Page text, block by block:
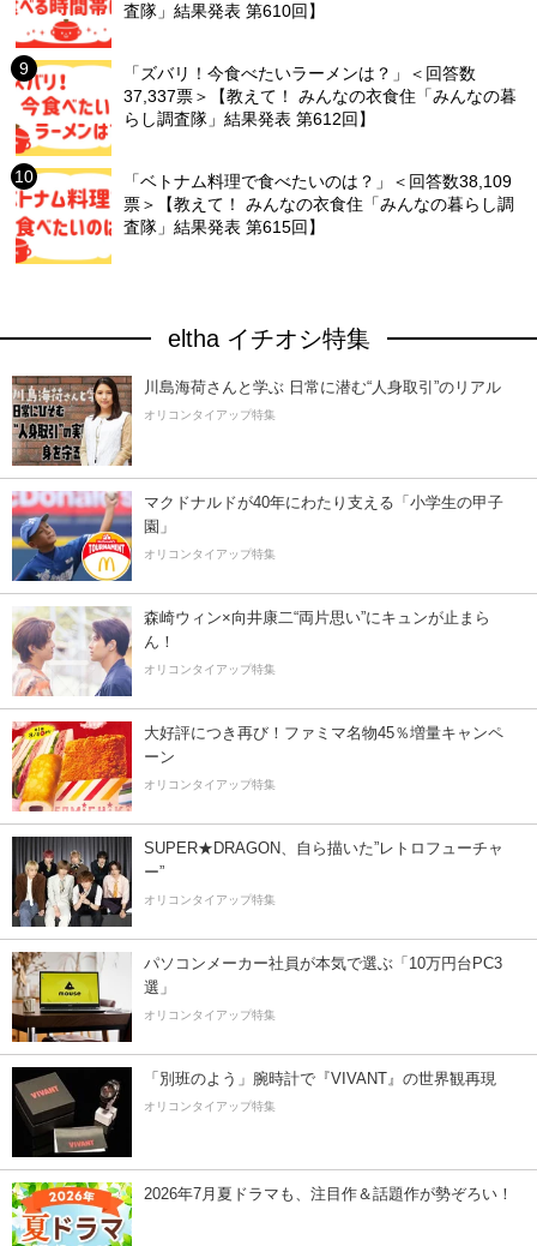
査隊」結果発表 第610回】
「ズバリ！今食べたいラーメンは？」＜回答数
37,337票＞【教えて！ みんなの衣食住「みんなの暮
らし調査隊」結果発表 第612回】
「ベトナム料理で食べたいのは？」＜回答数38,109
票＞【教えて！ みんなの衣食住「みんなの暮らし調
査隊」結果発表 第615回】
eltha イチオシ特集
川島海荷さんと学ぶ 日常に潜む“人身取引”のリアル
オリコンタイアップ特集
マクドナルドが40年にわたり支える「小学生の甲子
園」
オリコンタイアップ特集
森崎ウィン×向井康二“両片思い”にキュンが止まら
ん！
オリコンタイアップ特集
大好評につき再び！ファミマ名物45％増量キャンペ
ーン
オリコンタイアップ特集
SUPER★DRAGON、自ら描いた”レトロフューチャ
ー”
オリコンタイアップ特集
パソコンメーカー社員が本気で選ぶ「10万円台PC3
選」
オリコンタイアップ特集
「別班のよう」腕時計で『VIVANT』の世界観再現
オリコンタイアップ特集
2026年7月夏ドラマも、注目作＆話題作が勢ぞろい！